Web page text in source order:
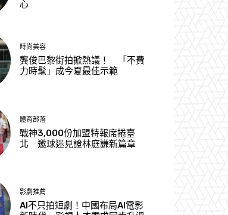
心
時尚美容
龔俊巴黎街拍掀熱議！ 「不費
力時髦」成今夏最佳示範
體育部落
戰神3,000份加盟特報席捲臺
北 邀球迷見證林庭謙新篇章
影劇推薦
AI不只拍短劇！中國布局AI電影